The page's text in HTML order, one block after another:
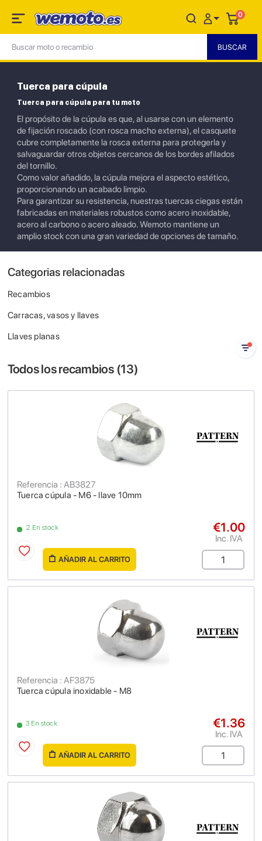
0
Tuerca para cúpula
Tuerca para cúpula para tu moto
El propósito de la cúpula es que, al usarse con un elemento
de fijación roscado (con rosca macho externa), el casquete
cubre completamente la rosca externa para protegerla y
salvaguardar otros objetos cercanos de los bordes afilados
del tornillo.
Como valor añadido, la cúpula mejora el aspecto estético,
proporcionando un acabado limpio.
Para garantizar su resistencia, nuestras tuercas ciegas están
fabricadas en materiales robustos como acero inoxidable,
acero al carbono o acero aleado. Wemoto mantiene un
amplio stock con una gran variedad de opciones de tamaño.
Categorias relacionadas
Recambios
Carracas, vasos y llaves
Llaves planas
Todos los recambios (13)
Tuerca cúpula - M6 - llave 10mm
Referencia : AB3827
2 En stock €1.00
Inc. IVA
AÑADIR AL CARRITO
Tuerca cúpula inoxidable - M8
Referencia : AF3875
3 En stock €1.36
Inc. IVA
AÑADIR AL CARRITO